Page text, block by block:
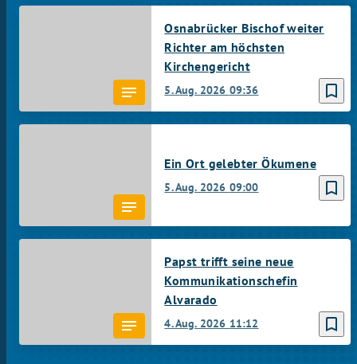
bookmark_border
5. Aug. 2026 09:36
Osnabrücker Bischof weiter
Richter am höchsten
Kirchengericht
bookmark_border
5. Aug. 2026 09:00
Ein Ort gelebter Ökumene
bookmark_border
4. Aug. 2026 11:12
Papst trifft seine neue
Kommunikationschefin
Alvarado